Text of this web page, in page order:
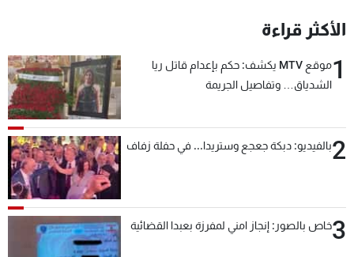
الأكثر قراءة
1
موقع MTV يكشف: حكم بإعدام قاتل ريا
الشدياق… وتفاصيل الجريمة
2بالفيديو: دبكة جعجع وستريدا... في حفلة زفاف
3خاص بالصور: إنجاز امني لمفرزة بعبدا القضائية
شاهد البرامج
الترددات
عن MTV
شروط الإسـتخدام
سياسة الخصوصية